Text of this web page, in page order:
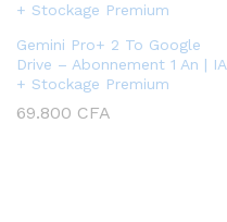
Gemini Pro+ 2 To Google
Drive – Abonnement 1 An | IA
+ Stockage Premium
69.800 CFA